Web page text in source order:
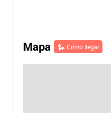
Mapa Cómo llegar